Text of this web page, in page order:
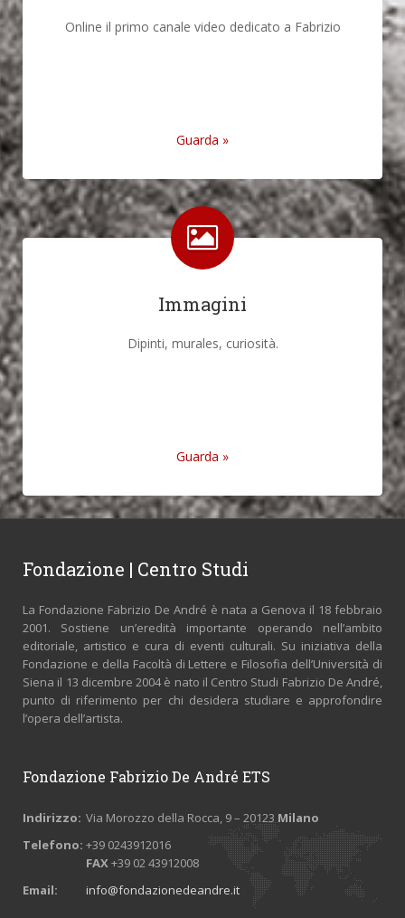
Online il primo canale video dedicato a Fabrizio
Guarda »
Immagini
Dipinti, murales, curiosità.
Guarda »
Fondazione | Centro Studi
La Fondazione Fabrizio De André è nata a Genova il 18 febbraio
2001. Sostiene un’eredità importante operando nell’ambito
editoriale, artistico e cura di eventi culturali. Su iniziativa della
Fondazione e della Facoltà di Lettere e Filosofia dell’Università di
Siena il 13 dicembre 2004 è nato il Centro Studi Fabrizio De André,
punto di riferimento per chi desidera studiare e approfondire
l’opera dell’artista.
Fondazione Fabrizio De André ETS
Indirizzo: Via Morozzo della Rocca, 9 – 20123 Milano
Telefono: +39 0243912016
FAX+39 02 43912008
Email:
info@fondazionedeandre.it